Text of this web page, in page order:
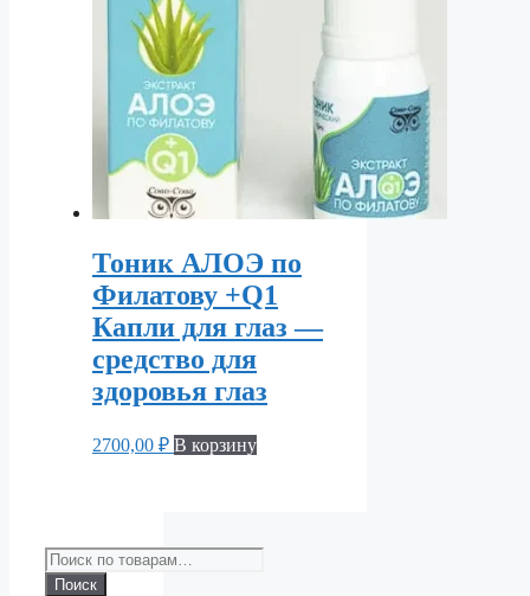
Тоник АЛОЭ по
Филатову +Q1
Капли для глаз —
средство для
здоровья глаз
2700,00 ₽ В корзину
Искать:
Поиск